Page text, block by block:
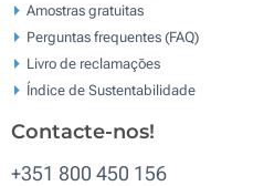
Amostras gratuitas
Perguntas frequentes (FAQ)
Livro de reclamaçōes
Índice de Sustentabilidade
Contacte-nos!
+351 800 450 156